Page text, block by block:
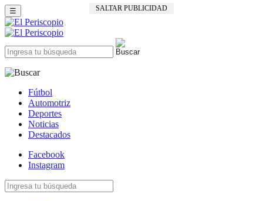
SALTAR PUBLICIDAD
☰
Fútbol
Automotriz
Deportes
Noticias
Destacados
Facebook
Instagram